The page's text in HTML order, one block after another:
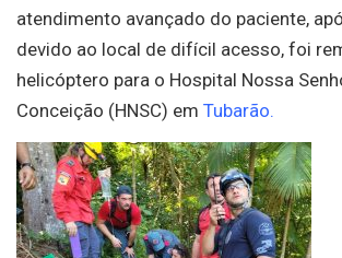
atendimento avançado do paciente,
devido ao local de difícil acesso, foi
helicóptero para o Hospital Nossa
Conceição (HNSC) em Tubarão.